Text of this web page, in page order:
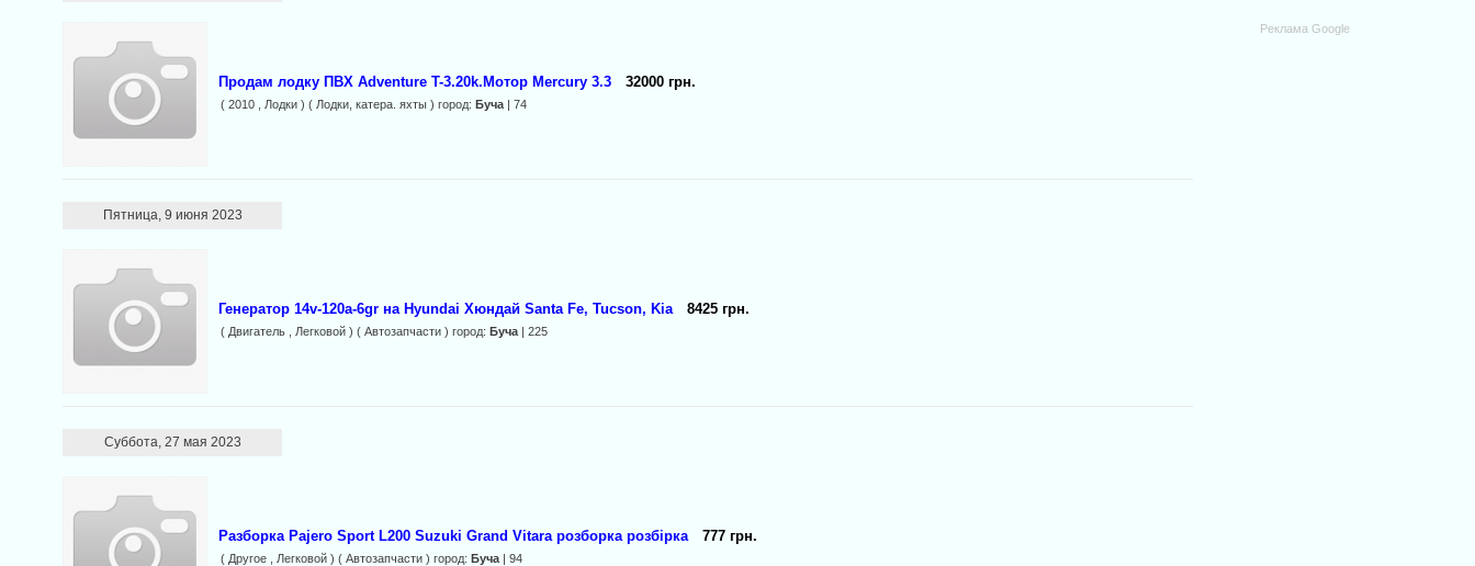
Продам лодку ПВХ Adventure T-3.20k.Мотор Mercury 3.3 32000 грн.
( 2010 , Лодки ) ( Лодки, катера. яхты ) город:Буча | 74
Пятница, 9 июня 2023
Генератор 14v-120a-6gr на Hyundai Хюндай Santa Fe, Tucson, Kia 8425 грн.
( Двигатель , Легковой ) ( Автозапчасти ) город:Буча | 225
Суббота, 27 мая 2023
Разборка Pajero Sport L200 Suzuki Grand Vitara розборка розбірка 777 грн.
( Другое , Легковой ) ( Автозапчасти ) город:Буча | 94
Реклама Google